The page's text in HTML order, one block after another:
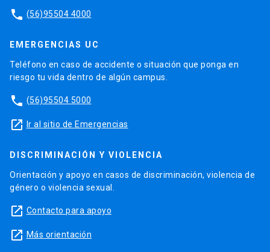
phone (56)95504 4000
EMERGENCIAS UC
Teléfono en caso de accidente o situación que ponga en
riesgo tu vida dentro de algún campus.
phone (56)95504 5000
launch Ir al sitio de Emergencias
DISCRIMINACIÓN Y VIOLENCIA
Orientación y apoyo en casos de discriminación, violencia de
género o violencia sexual.
launch Contacto para apoyo
launch Más orientación